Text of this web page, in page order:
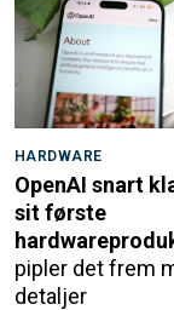
HARDWARE
OpenAI snart
sit første
pipler det frem
detaljer